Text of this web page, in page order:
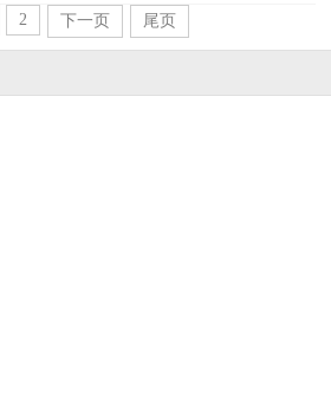
雪，认为雪冰冷无比，残忍无情。...
2 下一页 尾页